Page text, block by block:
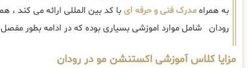
به همراهمدرک فنی و حرفه ایبا کد بین المللی ارائه می کند
رودان شامل موارد اموزشی بسیاری بوده که در ادامه بطور
مزایا کلاس آموزشی اکستنشن مو در رودان